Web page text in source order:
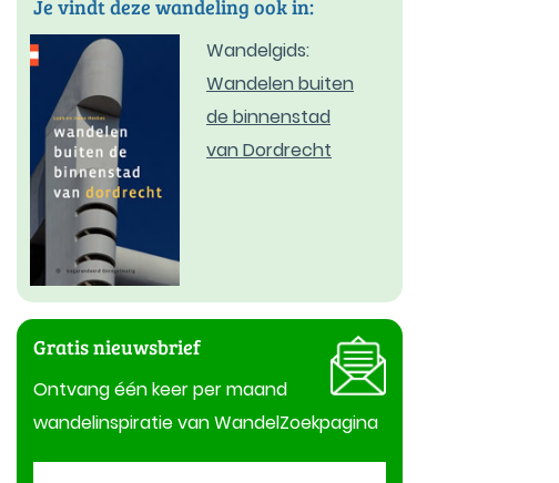
Je vindt deze wandeling ook in:
Wandelgids:
Wandelen buiten
de binnenstad
van Dordrecht
Gratis nieuwsbrief
Ontvang één keer per maand
wandelinspiratie van WandelZoekpagina